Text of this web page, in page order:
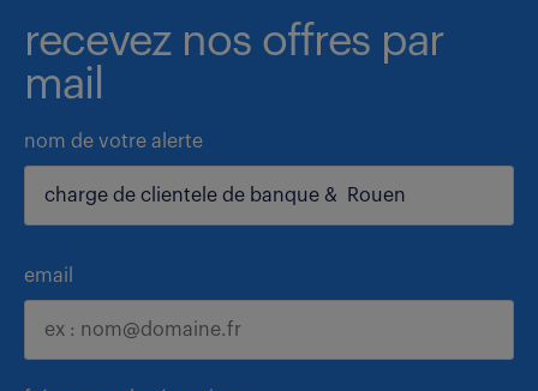
recevez nos offres par
mail
nom de votre alerte
email